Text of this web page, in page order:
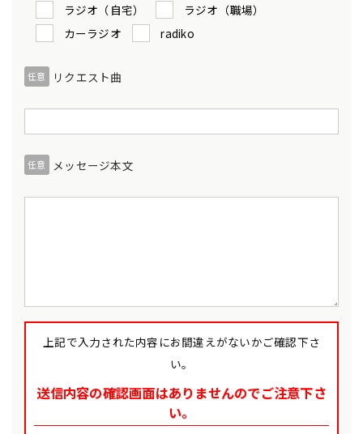
ラジオ（自宅）
ラジオ（職場）
カーラジオ
radiko
任意 リクエスト曲
任意 メッセージ本文
上記で入力された内容にお間違えがないかご確認下さ
い。
送信内容の確認画面はありませんのでご注意下さ
い。